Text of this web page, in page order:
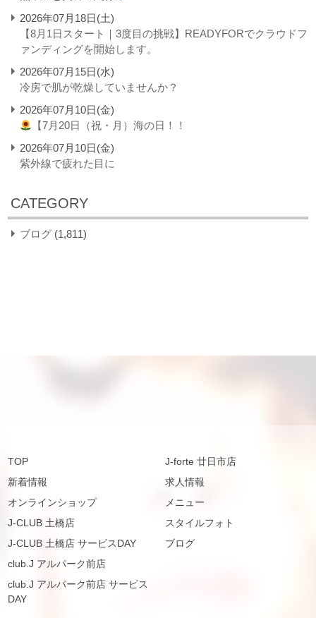
2026年07月18日(土)
【8月1日スタート｜3度目の挑戦】READYFORでクラウドフ
ァンディングを開始します。
2026年07月15日(水)
冷房で肌が乾燥していませんか？
2026年07月10日(金)
【7月20日（祝・月）海の日！！
2026年07月10日(金)
紫外線で疲れた目に
CATEGORY
ブログ (1,811)
TOP
新着情報
オンラインショップ
J-CLUB 土橋店
J-CLUB 土橋店 サービスDAY
club.J アルパーク前店
club.J アルパーク前店 サービス
DAY
J-forte 廿日市店
求人情報
メニュー
スタイルフォト
ブログ